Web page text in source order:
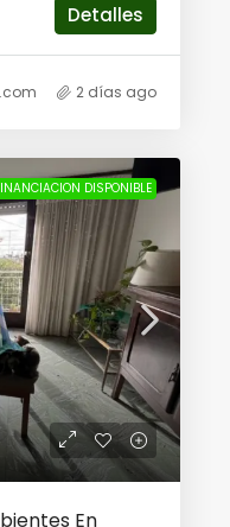
Detalles
2 días ago
DISPONIBLE
En